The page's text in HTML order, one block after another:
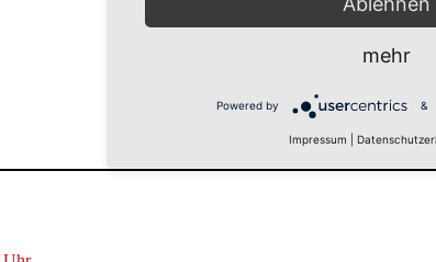
mehr
Powered by &
Impressum